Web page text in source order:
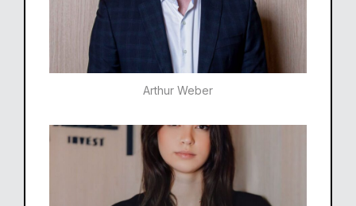
Arthur Weber